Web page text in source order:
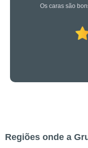
Os caras são
Regiões onde a